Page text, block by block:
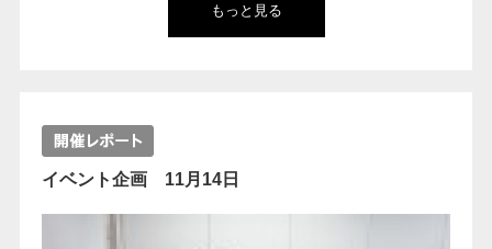
もっと見る
イベント企画 11月14日